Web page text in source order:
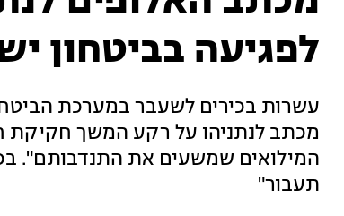
לפגיעה בביטחון
עשרות בכירים לשעבר במערכת
מכתב לנתניהו על רקע המשך
המילואים שמשעים את התנדבותם".
תעבור"